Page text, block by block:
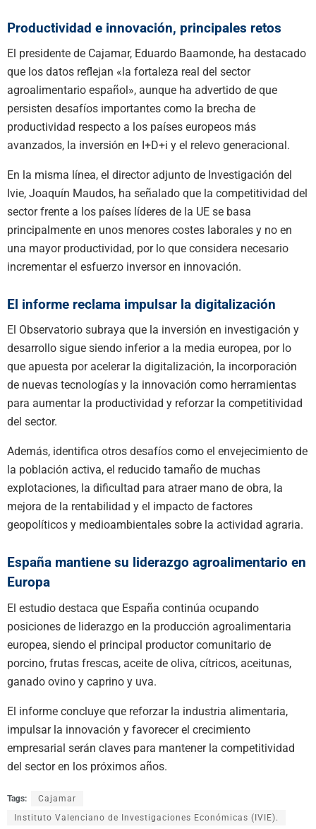
Productividad e innovación, principales retos
El presidente de Cajamar, Eduardo Baamonde, ha destacado
que los datos reflejan «la fortaleza real del sector
agroalimentario español», aunque ha advertido de que
persisten desafíos importantes como la brecha de
productividad respecto a los países europeos más
avanzados, la inversión en I+D+i y el relevo generacional.
En la misma línea, el director adjunto de Investigación del
Ivie, Joaquín Maudos, ha señalado que la competitividad del
sector frente a los países líderes de la UE se basa
principalmente en unos menores costes laborales y no en
una mayor productividad, por lo que considera necesario
incrementar el esfuerzo inversor en innovación.
El informe reclama impulsar la digitalización
El Observatorio subraya que la inversión en investigación y
desarrollo sigue siendo inferior a la media europea, por lo
que apuesta por acelerar la digitalización, la incorporación
de nuevas tecnologías y la innovación como herramientas
para aumentar la productividad y reforzar la competitividad
del sector.
Además, identifica otros desafíos como el envejecimiento de
la población activa, el reducido tamaño de muchas
explotaciones, la dificultad para atraer mano de obra, la
mejora de la rentabilidad y el impacto de factores
geopolíticos y medioambientales sobre la actividad agraria.
España mantiene su liderazgo agroalimentario en
Europa
El estudio destaca que España continúa ocupando
posiciones de liderazgo en la producción agroalimentaria
europea, siendo el principal productor comunitario de
porcino, frutas frescas, aceite de oliva, cítricos, aceitunas,
ganado ovino y caprino y uva.
El informe concluye que reforzar la industria alimentaria,
impulsar la innovación y favorecer el crecimiento
empresarial serán claves para mantener la competitividad
del sector en los próximos años.
Tags:
Cajamar
Instituto Valenciano de Investigaciones Económicas (IVIE).